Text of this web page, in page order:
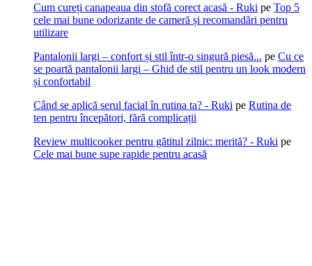
Cum cureți canapeaua din stofă corect acasă - Ruki pe Top 5
cele mai bune odorizante de cameră și recomandări pentru
utilizare
Pantalonii largi – confort și stil într-o singură piesă... pe Cu ce
se poartă pantalonii largi – Ghid de stil pentru un look modern
și confortabil
Când se aplică serul facial în rutina ta? - Ruki pe Rutina de
ten pentru începători, fără complicații
Review multicooker pentru gătitul zilnic: merită? - Ruki pe
Cele mai bune supe rapide pentru acasă